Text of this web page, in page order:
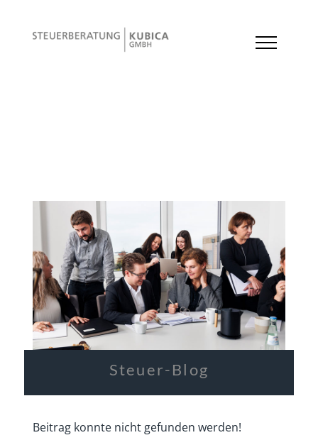
Steuer-Blog
Beitrag konnte nicht gefunden werden!